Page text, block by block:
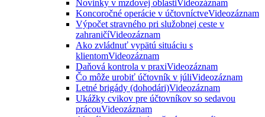
Novinky v mzdovej oblastiVideozáznam
Koncoročné operácie v účtovníctveVideozáznam
Výpočet stravného pri služobnej ceste v
zahraničíVideozáznam
Ako zvládnuť vypätú situáciu s
klientomVideozáznam
Daňová kontrola v praxiVideozáznam
Čo môže urobiť účtovník v júliVideozáznam
Letné brigády (dohodári)Videozáznam
Ukážky cvikov pre účtovníkov so sedavou
prácouVideozáznam